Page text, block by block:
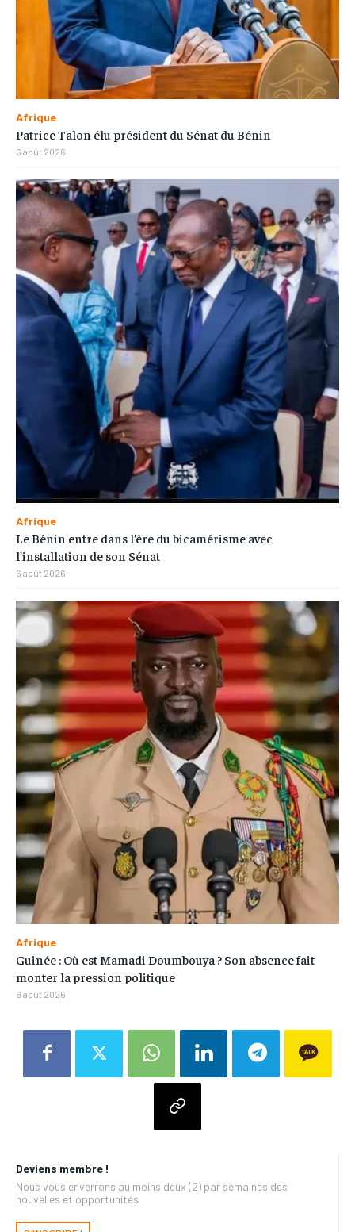
Deviens membre !
Nous vous enverrons au moins deux (2) par semaines des
nouvelles et opportunités
Afrique
Patrice Talon élu président du Sénat du Bénin
6 août 2026
Afrique
Le Bénin entre dans l’ère du bicamérisme avec
l’installation de son Sénat
6 août 2026
Afrique
Guinée : Où est Mamadi Doumbouya ? Son absence fait
monter la pression politique
6 août 2026